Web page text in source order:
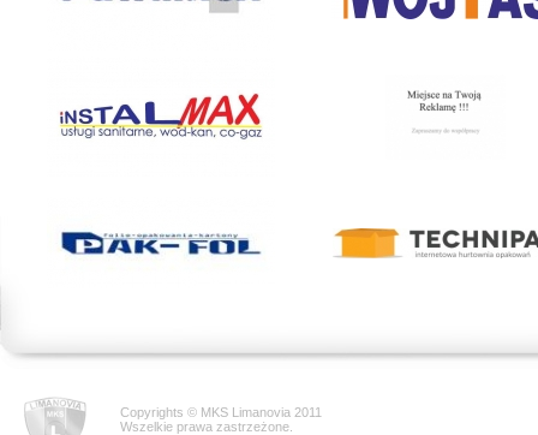
Copyrights © MKS Limanovia 2011
Wszelkie prawa zastrzeżone.